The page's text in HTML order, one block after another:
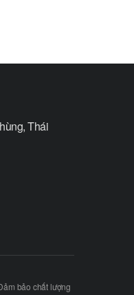
Thái
bảo chất lượng